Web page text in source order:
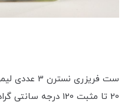
ست فریزری
20 تا مثبت 120